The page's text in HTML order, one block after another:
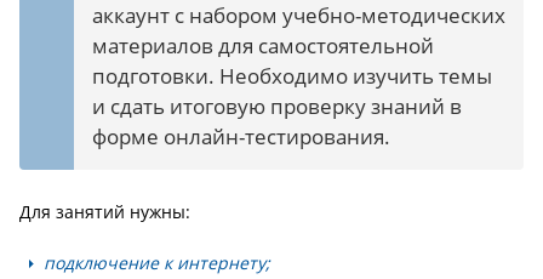
аккаунт с набором учебно-методических
материалов для самостоятельной
подготовки. Необходимо изучить темы
и сдать итоговую проверку знаний в
форме онлайн-тестирования.
Для занятий нужны:
подключение к интернету;